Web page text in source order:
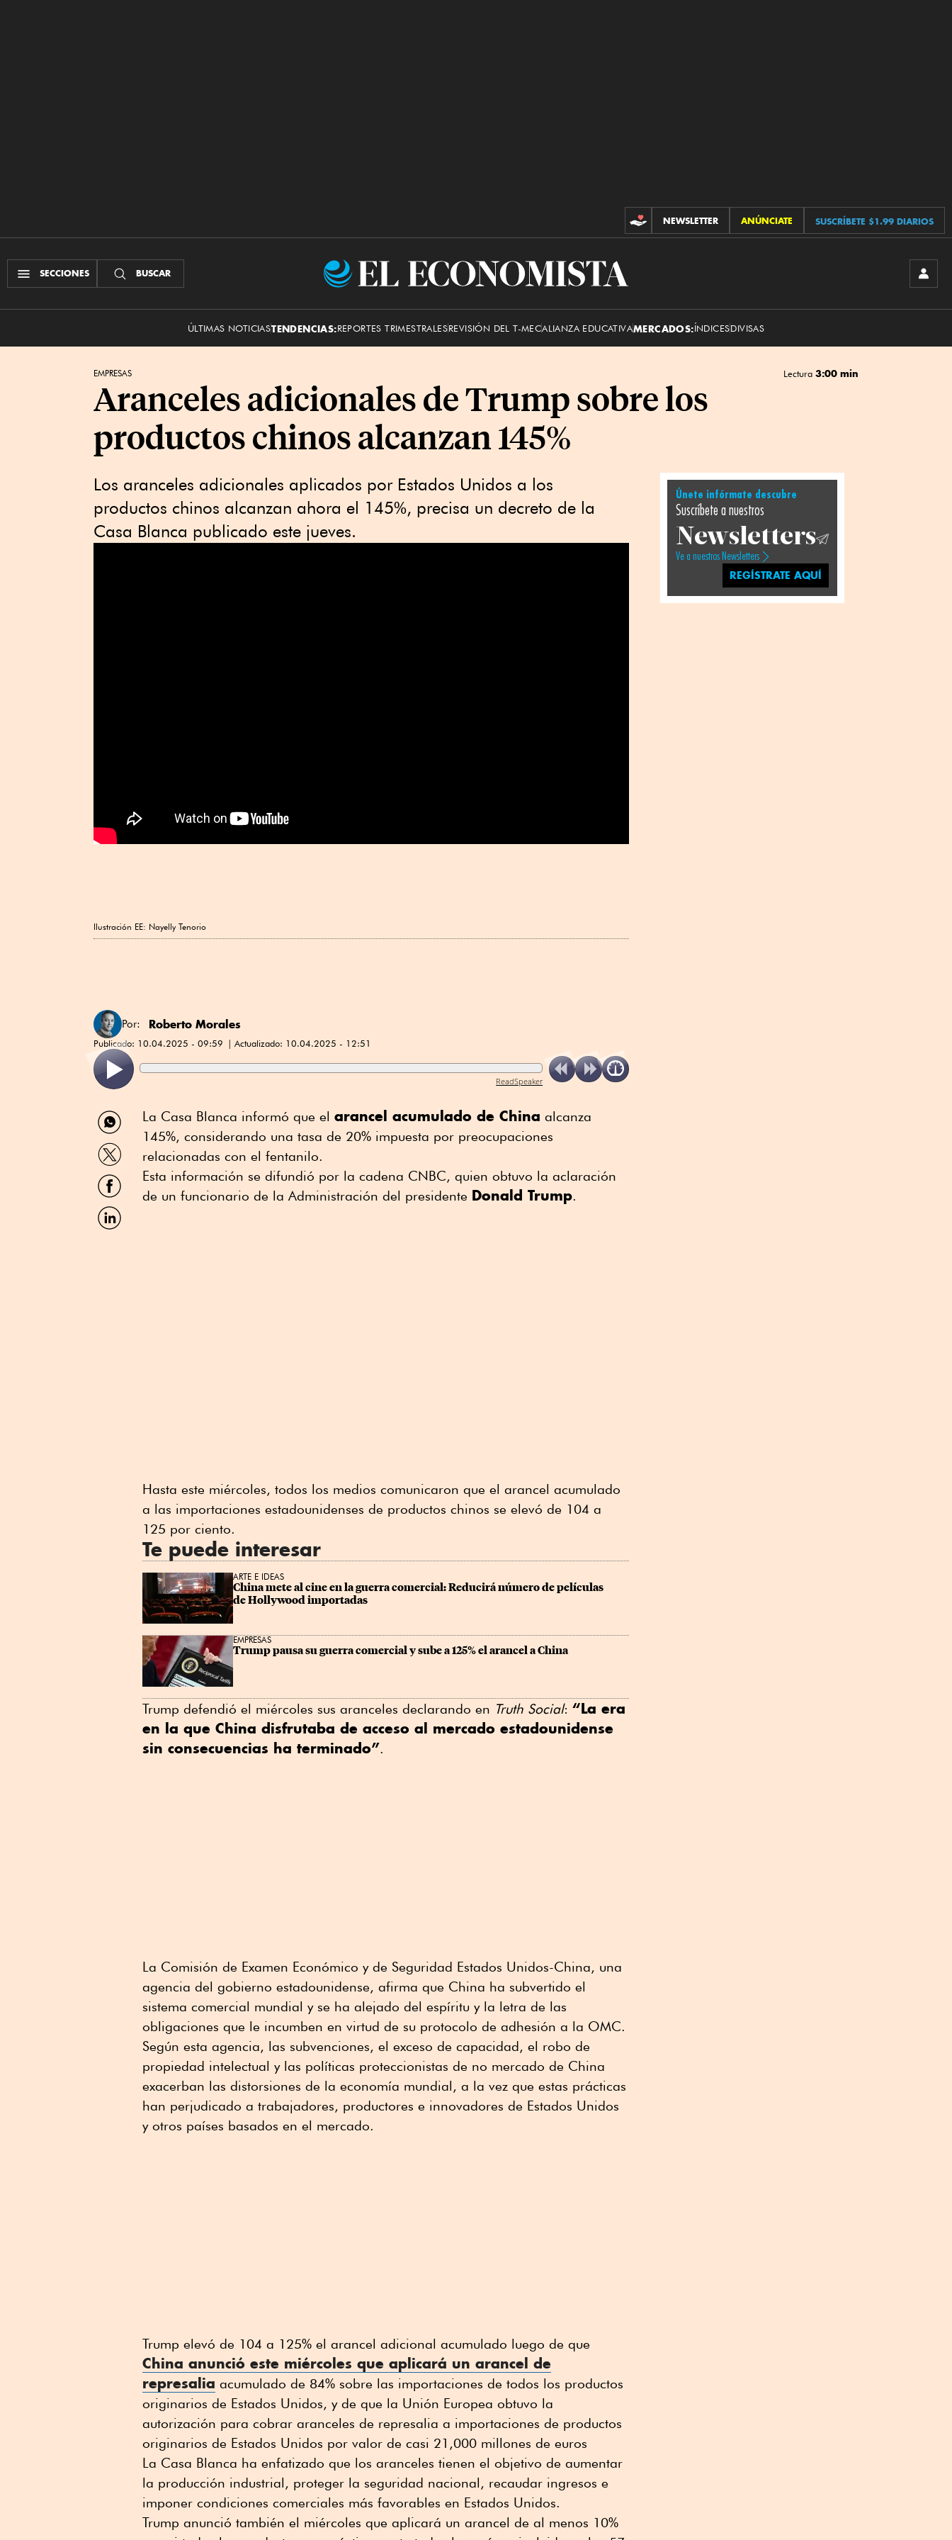
CONTRIBUCIONES
NEWSLETTER ANÚNCIATE SUSCRÍBETE $1.99 DIARIOS
SECCIONES BUSCAR
El
ÚLTIMAS NOTICIASTENDENCIAS:REPORTES TRIMESTRALESREVISIÓN DEL T-MECALIANZA EDUCATIVAMERCADOS:ÍNDICESDIVISAS
EMPRESAS Lectura 3:00 min
Aranceles adicionales de Trump sobre los
productos chinos alcanzan 145%
Los aranceles adicionales aplicados por Estados Unidos a los
productos chinos alcanzan ahora el 145%, precisa un decreto de la
Casa Blanca publicado este jueves.
Ilustración EE: Nayelly Tenorio
Por: Roberto Morales
Publicado: 10.04.2025 - 09:59 Actualizado: 10.04.2025 - 12:51
ReadSpeaker
Compartir
por
WhatsApp
Compartir
por
Twitter
Compartir
por
Facebook
Compartir
por
La Casa Blanca informó que el arancel acumulado de China alcanza
145%, considerando una tasa de 20% impuesta por preocupaciones
relacionadas con el fentanilo.
Esta información se difundió por la cadena CNBC, quien obtuvo la aclaración
de un funcionario de la Administración del presidente Donald Trump.
Hasta este miércoles, todos los medios comunicaron que el arancel acumulado
a las importaciones estadounidenses de productos chinos se elevó de 104 a
125 por ciento.
Te puede interesar
ARTE E IDEAS
China mete al cine en la guerra comercial: Reducirá número de películas
de Hollywood importadas
EMPRESAS
Trump pausa su guerra comercial y sube a 125% el arancel a China
Trump defendió el miércoles sus aranceles declarando en Truth Social: “La era
en la que China disfrutaba de acceso al mercado estadounidense
sin consecuencias ha terminado”.
La Comisión de Examen Económico y de Seguridad Estados Unidos-China, una
agencia del gobierno estadounidense, afirma que China ha subvertido el
sistema comercial mundial y se ha alejado del espíritu y la letra de las
obligaciones que le incumben en virtud de su protocolo de adhesión a la OMC.
Según esta agencia, las subvenciones, el exceso de capacidad, el robo de
propiedad intelectual y las políticas proteccionistas de no mercado de China
exacerban las distorsiones de la economía mundial, a la vez que estas prácticas
han perjudicado a trabajadores, productores e innovadores de Estados Unidos
y otros países basados en el mercado.
Trump elevó de 104 a 125% el arancel adicional acumulado luego de que
China anunció este miércoles que aplicará un arancel de
represalia acumulado de 84% sobre las importaciones de todos los productos
originarios de Estados Unidos, y de que la Unión Europea obtuvo la
autorización para cobrar aranceles de represalia a importaciones de productos
originarios de Estados Unidos por valor de casi 21,000 millones de euros
La Casa Blanca ha enfatizado que los aranceles tienen el objetivo de aumentar
la producción industrial, proteger la seguridad nacional, recaudar ingresos e
imponer condiciones comerciales más favorables en Estados Unidos.
Trump anunció también el miércoles que aplicará un arancel de al menos 10%
Únete infórmate descubre
Suscríbete a nuestros
Newsletters
Ve a nuestros Newsletters
REGÍSTRATE AQUÍ